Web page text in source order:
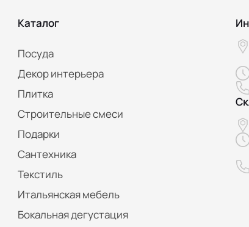
Каталог
Посуда
Декор интерьера
Плитка
Строительные смеси
Подарки
Сантехника
Текстиль
Итальянская мебель
Бокальная дегустация